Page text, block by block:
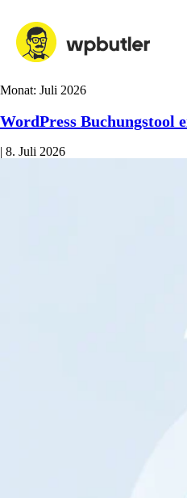
Monat: Juli 2026
WordPress Buchungstool
| 8. Juli 2026